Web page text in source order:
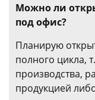
Можно ли
под офис?
Планирую
полного цикла,
производства,
продукцией